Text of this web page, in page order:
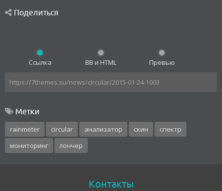
Поделиться
Ссылка BB и HTML Превью
Метки
rainmeter circular анализатор скин
спектр
мониторинг
лончер
Контакты